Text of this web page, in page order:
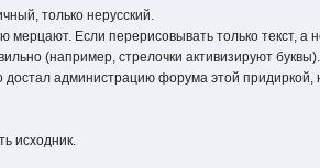
только нерусский.
мерцают. Если перерисовывать только текст,
(например, стрелочки активизируют буквы).
администрацию форума этой придиркой,
исходник.